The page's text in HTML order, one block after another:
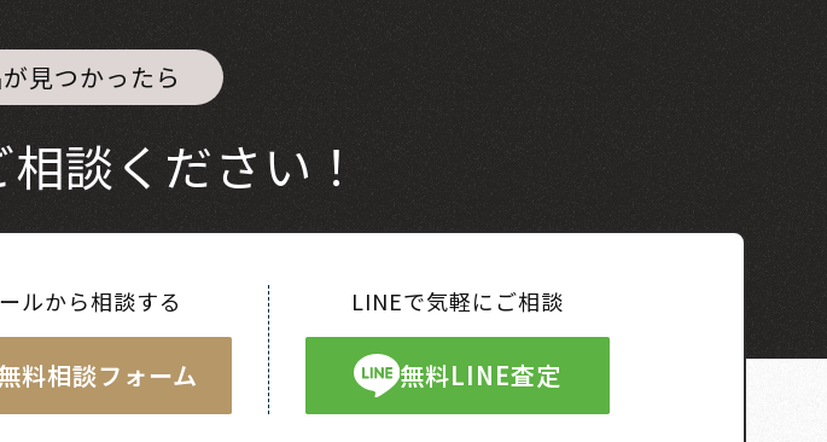
見つかったら
談ください！
ルから相談する
料相談フォーム
LINEで気軽にご相談
無料LINE査定